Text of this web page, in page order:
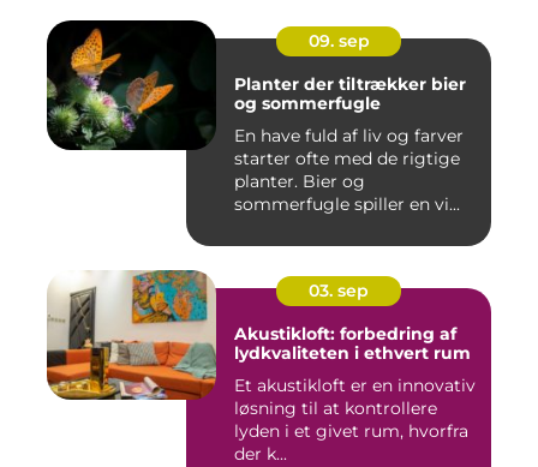
09. sep
Planter der tiltrækker bier
og sommerfugle
En have fuld af liv og farver
starter ofte med de rigtige
planter. Bier og
sommerfugle spiller en vi...
03. sep
Akustikloft: forbedring af
lydkvaliteten i ethvert rum
Et akustikloft er en innovativ
løsning til at kontrollere
lyden i et givet rum, hvorfra
der k...